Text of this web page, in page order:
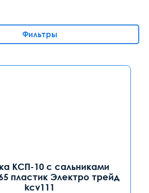
Фильтры
КСП-10 с сальниками
пластик Электро трейд
kcv111